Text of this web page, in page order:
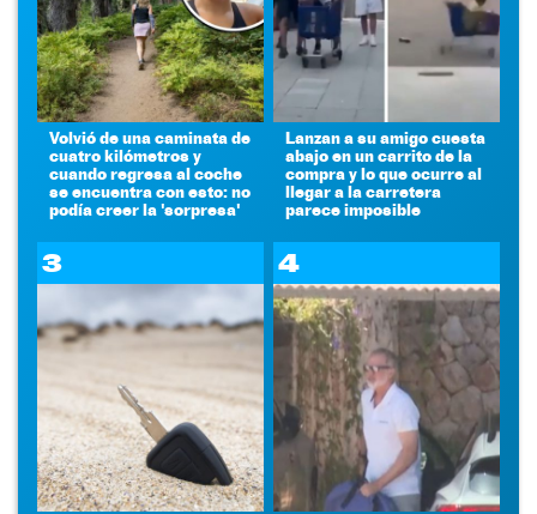
Volvió de una caminata de
cuatro kilómetros y
cuando regresa al coche
se encuentra con esto: no
podía creer la 'sorpresa'
Lanzan a su amigo cuesta
abajo en un carrito de la
compra y lo que ocurre al
llegar a la carretera
parece imposible
3 4